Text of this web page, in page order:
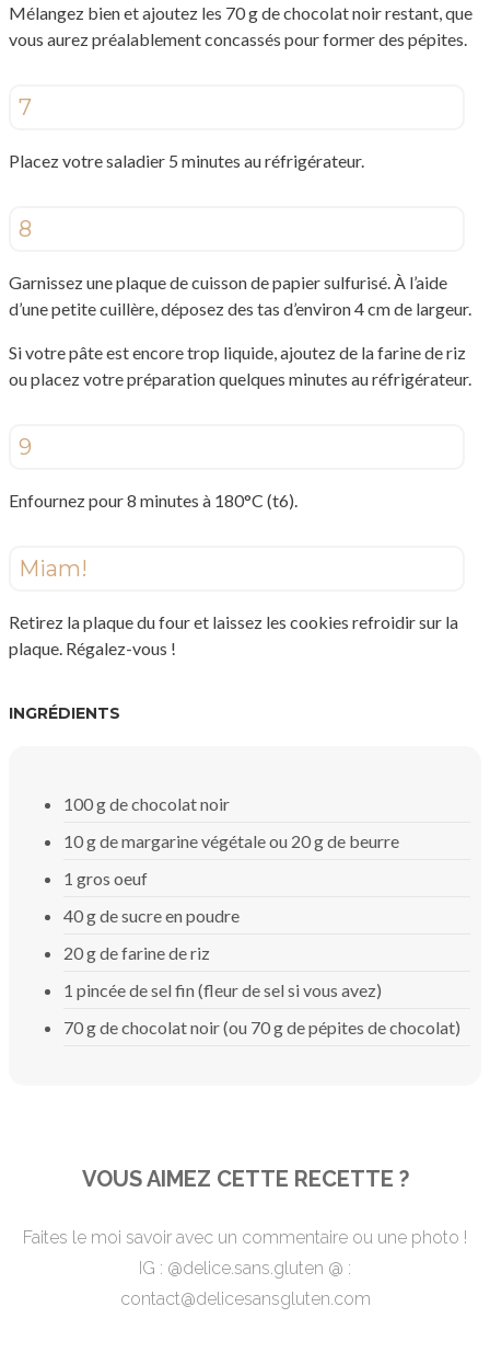
Mélangez bien et ajoutez les 70 g de chocolat noir restant, que
vous aurez préalablement concassés pour former des pépites.
7
Placez votre saladier 5 minutes au réfrigérateur.
8
Garnissez une plaque de cuisson de papier sulfurisé. À l’aide
d’une petite cuillère, déposez des tas d’environ 4 cm de largeur.
Si votre pâte est encore trop liquide, ajoutez de la farine de riz
ou placez votre préparation quelques minutes au réfrigérateur.
9
Enfournez pour 8 minutes à 180°C (t6).
Miam!
Retirez la plaque du four et laissez les cookies refroidir sur la
plaque. Régalez-vous !
INGRÉDIENTS
100 g de chocolat noir
10 g de margarine végétale ou 20 g de beurre
1 gros oeuf
40 g de sucre en poudre
20 g de farine de riz
1 pincée de sel fin (fleur de sel si vous avez)
70 g de chocolat noir (ou 70 g de pépites de chocolat)
VOUS AIMEZ CETTE RECETTE ?
Faites le moi savoir avec un commentaire ou une photo !
IG : @delice.sans.gluten @ :
contact@delicesansgluten.com